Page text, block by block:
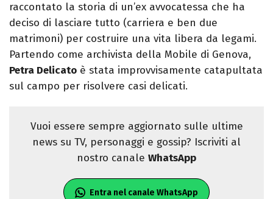
raccontato la storia di un’ex avvocatessa che ha
deciso di lasciare tutto (carriera e ben due
matrimoni) per costruire una vita libera da legami.
Partendo come archivista della Mobile di Genova,
Petra Delicato è stata improvvisamente catapultata
sul campo per risolvere casi delicati.
Vuoi essere sempre aggiornato sulle ultime
news su TV, personaggi e gossip? Iscriviti al
nostro canale WhatsApp
Entra nel canale WhatsApp